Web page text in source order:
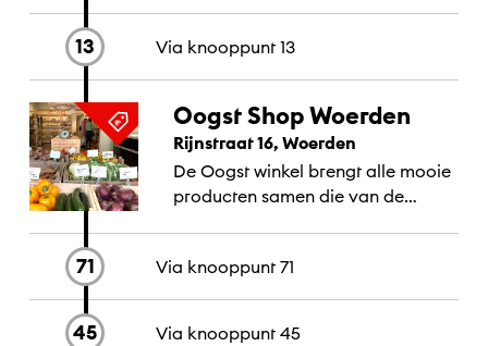
13 Via knooppunt 13
Oogst Shop Woerden
Rijnstraat 16, Woerden
De Oogst winkel brengt alle mooie
producten samen die van de
71 Via knooppunt 71
45 Via knooppunt 45